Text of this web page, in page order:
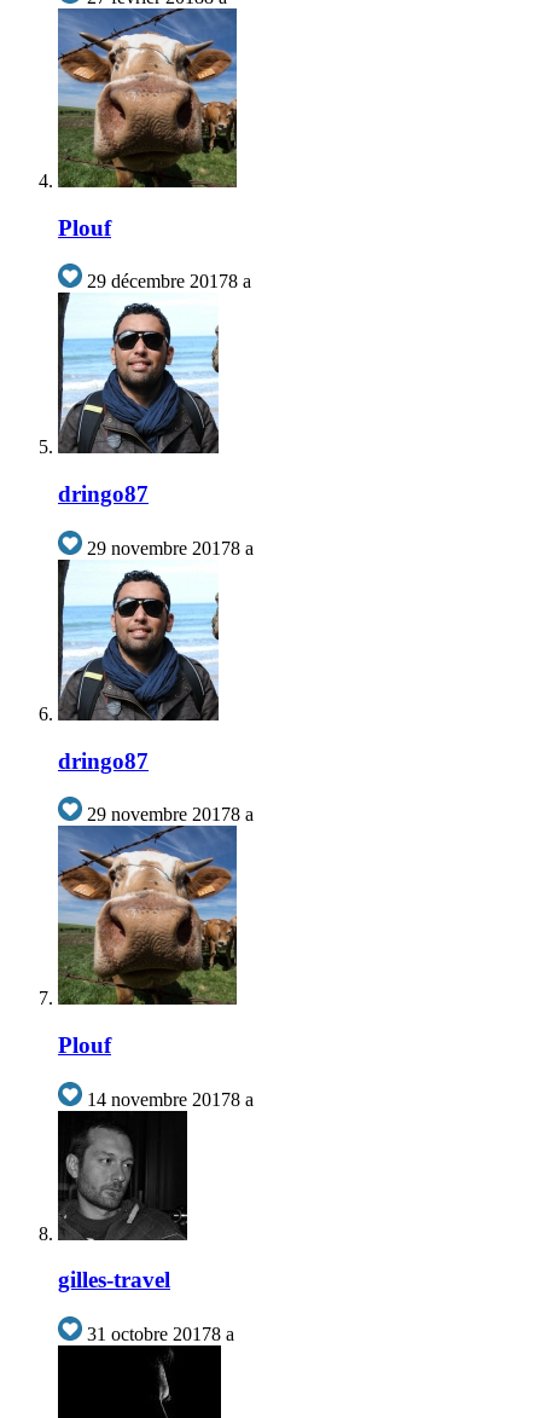
Plouf
29 décembre 20178 a
dringo87
29 novembre 20178 a
dringo87
29 novembre 20178 a
Plouf
14 novembre 20178 a
gilles-travel
31 octobre 20178 a